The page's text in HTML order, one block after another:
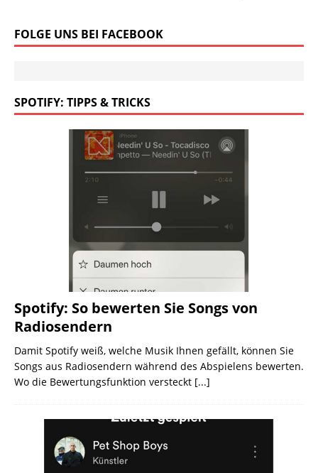
FOLGE UNS BEI FACEBOOK
SPOTIFY: TIPPS & TRICKS
Spotify: So bewerten Sie Songs von
Radiosendern
Damit Spotify weiß, welche Musik Ihnen gefällt, können Sie
Songs aus Radiosendern während des Abspielens bewerten.
Wo die Bewertungsfunktion versteckt [...]